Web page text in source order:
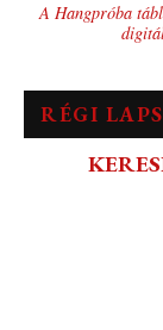
A Hangpróba
RÉGI